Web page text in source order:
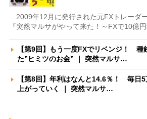
2009年12月に発行された元FXトレーダ
『突然マルサがやって来た！～FXで10億
【第9回】もう一度FXでリベンジ！ 種
た”ヒミツのお金” ｜ 突然マルサ…
【第8回】年利はなんと14.6％！ 毎日
上がっていく ｜ 突然マルサ…